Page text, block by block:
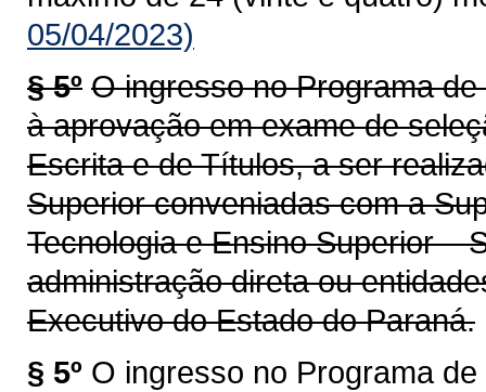
05/04/2023)
§ 5º O ingresso no Programa
à aprovação em exame de
Escrita e de Títulos, a ser
Superior conveniadas com a
Tecnologia e Ensino Superior –
administração direta ou
Executivo do Estado do Paraná.
§ 5º O ingresso no Programa